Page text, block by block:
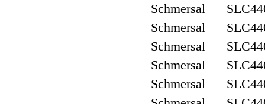
Schmersal
Schmersal
Schmersal
Schmersal
Schmersal